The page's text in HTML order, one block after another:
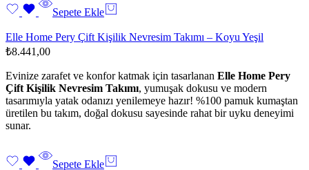
Sepete Ekle
Elle Home Pery Çift Kişilik Nevresim Takımı – Koyu Yeşil
₺8.441,00
Evinize zarafet ve konfor katmak için tasarlanan Elle Home Pery
Çift Kişilik Nevresim Takımı, yumuşak dokusu ve modern
tasarımıyla yatak odanızı yenilemeye hazır! %100 pamuk kumaştan
üretilen bu takım, doğal dokusu sayesinde rahat bir uyku deneyimi
sunar.
Sepete Ekle